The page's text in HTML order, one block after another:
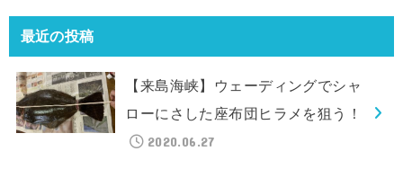
最近の投稿
【来島海峡】ウェーディングでシャ
ローにさした座布団ヒラメを狙う！
2020.06.27